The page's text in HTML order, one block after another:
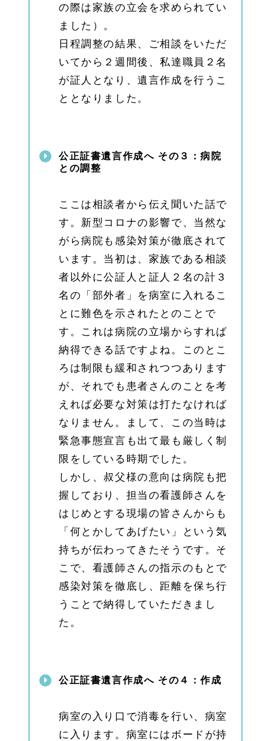
相続
のご
相談
は千
本山
オフ
ィス
へ
緑
区・
天白
のご
相談
は緑
オフ
へ
1.
5.
3
名古
での
ご相
談は
名駅
ィス
へ
の際は家族の立会を求められてい
ました）。
日程調整の結果、ご相談をいただ
いてから２週間後、私達職員２名
が証人となり、遺言作成を行うこ
ととなりました。
公正証書遺言作成へ その３：病院
との調整
ここは相談者から伝え聞いた話で
す。新型コロナの影響で、当然な
がら病院も感染対策が徹底されて
います。当初は、家族である相談
者以外に公証人と証人２名の計３
名の「部外者」を病室に入れるこ
とに難色を示されたとのことで
す。これは病院の立場からすれば
納得できる話ですよね。このとこ
ろは制限も緩和されつつあります
が、それでも患者さんのことを考
えれば必要な対策は打たなければ
なりません。まして、この当時は
緊急事態宣言も出て最も厳しく制
限をしている時期でした。
しかし、叔父様の意向は病院も把
握しており、担当の看護師さんを
はじめとする現場の皆さんからも
「何とかしてあげたい」という気
持ちが伝わってきたそうです。そ
こで、看護師さんの指示のもとで
感染対策を徹底し、距離を保ち行
うことで納得していただきまし
た。
公正証書遺言作成へ その４：作成
病室の入り口で消毒を行い、病室
に入ります。病室にはボードが持